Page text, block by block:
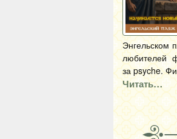
Энгельском
любителей
за psyche.
Читать…